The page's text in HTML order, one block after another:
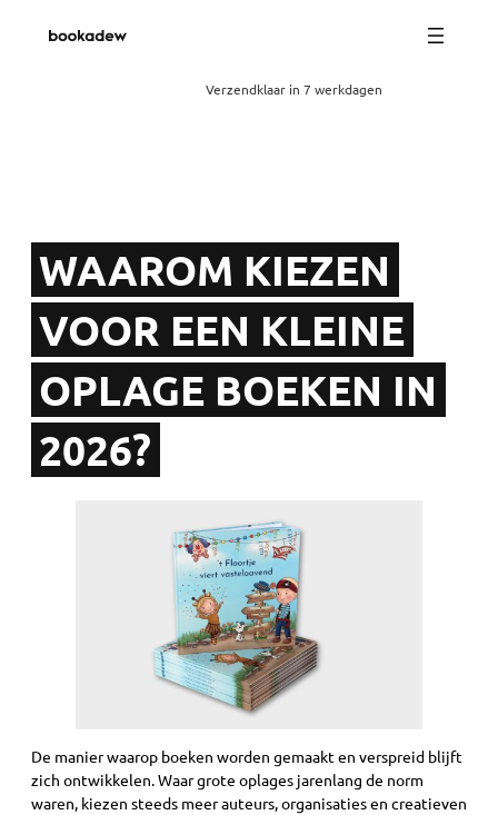
Verzendklaar in 7 werkdagen
WAAROM KIEZEN
VOOR EEN KLEINE
OPLAGE BOEKEN IN
2026?
De manier waarop boeken worden gemaakt en verspreid blijft
zich ontwikkelen. Waar grote oplages jarenlang de norm
waren, kiezen steeds meer auteurs, organisaties en creatieven